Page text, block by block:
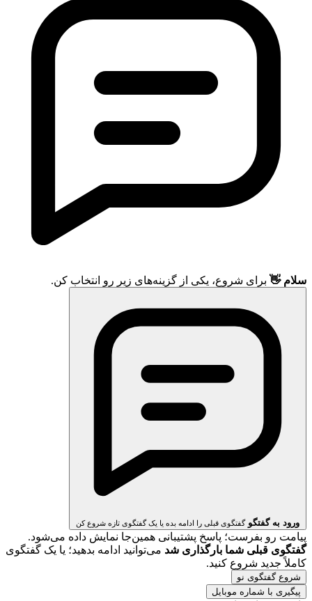
سلام 👋 برای شروع، یکی از گزینه‌های زیر رو انتخاب کن.
ورود به گفتگو گفتگوی قبلی را ادامه بده یا یک گفتگوی تازه شروع کن
پیامت رو بفرست؛ پاسخ پشتیبانی همین‌جا نمایش داده می‌شود.
گفتگوی قبلی شما بارگذاری شد می‌توانید ادامه بدهید؛ یا یک گفتگوی
کاملاً جدید شروع کنید.
شروع گفتگوی نو
پیگیری با شماره موبایل